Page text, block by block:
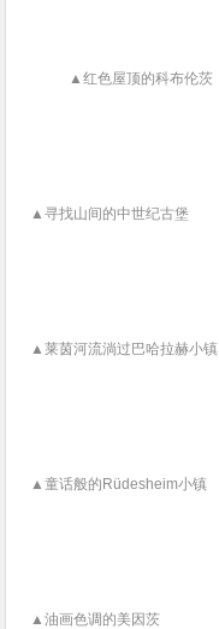
▲红色屋顶的科布伦茨
▲寻找山间的中世纪古堡
▲莱茵河流淌过巴哈拉赫小镇
▲童话般的Rüdesheim小镇
▲油画色调的美因茨